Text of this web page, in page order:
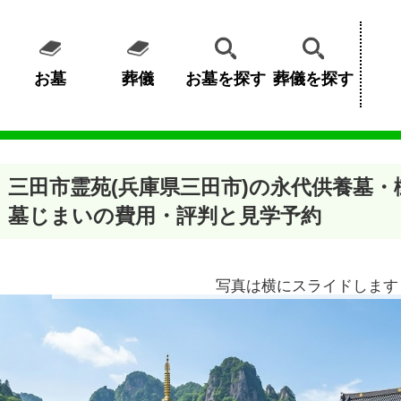
お墓 葬儀 お墓を探す 葬儀を探す
三田市霊苑(兵庫県三田市)の永代供養墓
墓じまいの費用・評判と見学予約
写真は横にスライドしま